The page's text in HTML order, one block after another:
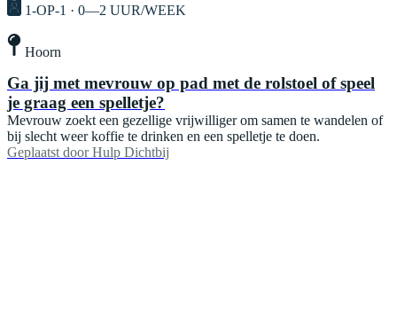
1-OP-1 · 0—2 UUR/WEEK
Hoorn
Ga jij met mevrouw op pad met de rolstoel of speel
je graag een spelletje?
Mevrouw zoekt een gezellige vrijwilliger om samen te wandelen of
bij slecht weer koffie te drinken en een spelletje te doen.
Geplaatst door Hulp Dichtbij